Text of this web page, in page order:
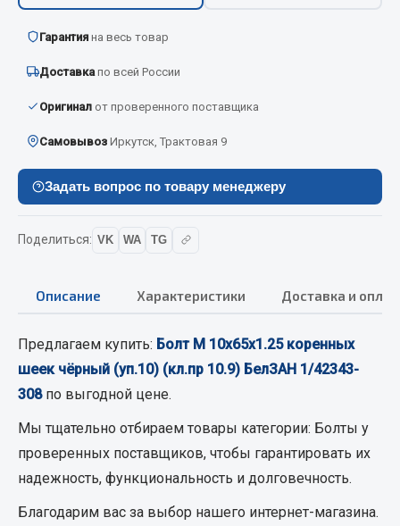
Вентиляторы кабины
Вымпела
Показать ещё
Весь раздел
Смазочные материалы
Масла
Охладжающие жидкости
Весь раздел
МЕТИЗЫ
Болты
Пресс-масленки
Пружины
Гарантия на весь товар
Доставка по всей России
Оригинал от проверенного поставщика
Самовывоз Иркутск, Трактовая 9
Задать вопрос по товару менеджеру
Поделиться: VK WA TG
Описание Характеристики Доставка и
Предлагаем купить: Болт М 10х65х1.25 коренных
шеек чёрный (уп.10) (кл.пр 10.9) БелЗАН 1/42343-
308по выгодной цене.
Мы тщательно отбираем товары категории: Болты у
проверенных поставщиков, чтобы гарантировать их
надежность, функциональность и долговечность.
Благодарим вас за выбор нашего интернет-магазина.